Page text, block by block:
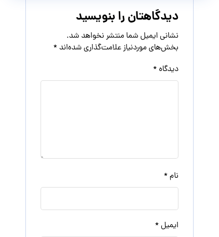
دیدگاهتان را بنویسید
نشانی ایمیل شما منتشر نخواهد شد.
بخش‌های موردنیاز علامت‌گذاری شده‌اند *
دیدگاه *
نام *
ایمیل *